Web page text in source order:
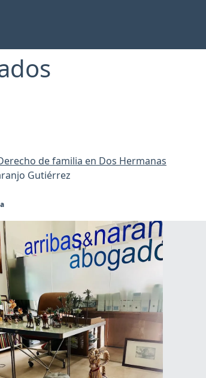
de familia en Dos Hermanas
Gutiérrez